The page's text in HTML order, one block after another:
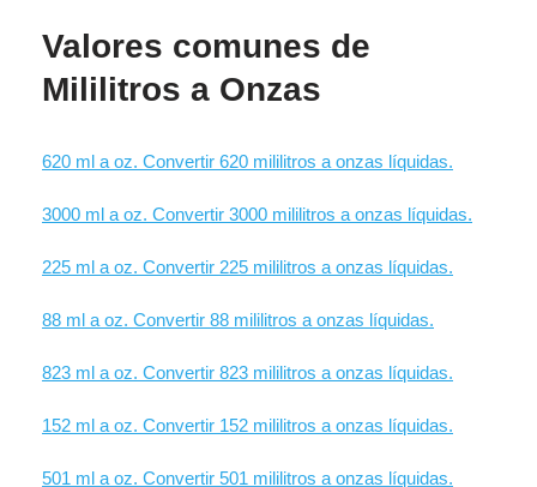
Valores comunes de
Mililitros a Onzas
620 ml a oz. Convertir 620 mililitros a onzas líquidas.
3000 ml a oz. Convertir 3000 mililitros a onzas líquidas.
225 ml a oz. Convertir 225 mililitros a onzas líquidas.
88 ml a oz. Convertir 88 mililitros a onzas líquidas.
823 ml a oz. Convertir 823 mililitros a onzas líquidas.
152 ml a oz. Convertir 152 mililitros a onzas líquidas.
501 ml a oz. Convertir 501 mililitros a onzas líquidas.